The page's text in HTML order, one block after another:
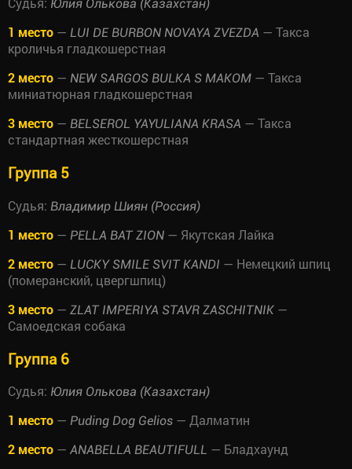
Юлия Олькова (Казахстан)
1 место — LUI DE BURBON NOVAYA ZVEZDA — Такса
кроличья гладкошерстная
2 место — NEW SARGOS BULKA S MAKOM — Такса
миниатюрная гладкошерстная
3 место — BELSEROL YAYULIANA KRASA — Такса
стандартная жесткошерстная
Группа 5
Судья: Владимир Шиян (Россия)
1 место — PELLA BAT ZION — Якутская Лайка
2 место — LUCKY SMILE SVIT KANDI — Немецкий шпиц
(померанский, цвергшпиц)
3 место — ZLAT IMPERIYA STAVR ZASCHITNIK —
Самоедская собака
Группа 6
Судья: Юлия Олькова (Казахстан)
1 место — Puding Dog Gelios — Далматин
2 место — ANABELLA BEAUTIFULL — Бладхаунд